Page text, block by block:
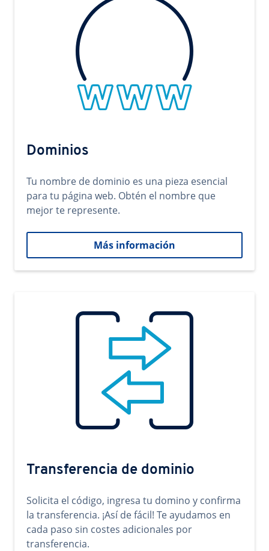
Dominios
Tu nombre de dominio es una pieza esencial
para tu página web. Obtén el nombre que
mejor te represente.
Más información
Transferencia de dominio
Solicita el código, ingresa tu domino y confirma
la transferencia. ¡Así de fácil! Te ayudamos en
cada paso sin costes adicionales por
transferencia.